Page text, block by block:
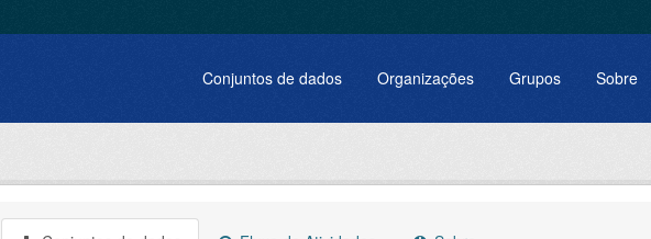
Conjuntos de dados Organizações Grupos Sobre